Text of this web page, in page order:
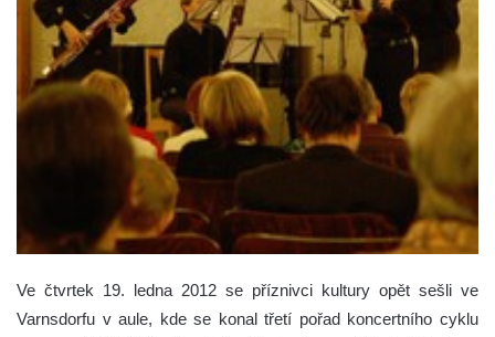
Ve čtvrtek 19. ledna 2012 se příznivci kultury opět sešli ve
Varnsdorfu v aule, kde se konal třetí pořad koncertního cyklu